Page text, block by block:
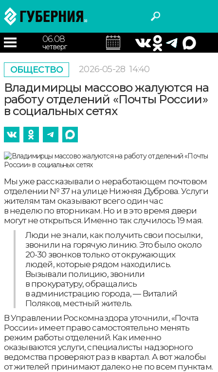
06.08
четверг
ОБЩЕСТВО 2026-05-28 14:40
Владимирцы массово жалуются на
работу отделений «Почты России»
в социальных сетях
Мы уже рассказывали о неработающем почтовом
отделении № 37 на улице Нижняя Дуброва. Услуги
жителям там оказывают всего один час
в неделю по вторникам. Но и в это время двери
могут не открыться. Именно так случилось 19 мая.
Люди не знали, как получить свои посылки,
звонили на горячую линию. Это было около
20-30 звонков только от окружающих
людей, которые рядом находились.
Вызывали полицию, звонили
в прокуратуру, обращались
в администрацию города, — Виталий
Поляков, местный житель.
В Управлении Роскомназдора уточнили, «Почта
России» имеет право самостоятельно менять
режим работы отделений. Как именно
оказываются услуги, специалисты надзорного
ведомства проверяют раз в квартал. А вот жалобы
от жителей принимают далеко не по всем пунктам.